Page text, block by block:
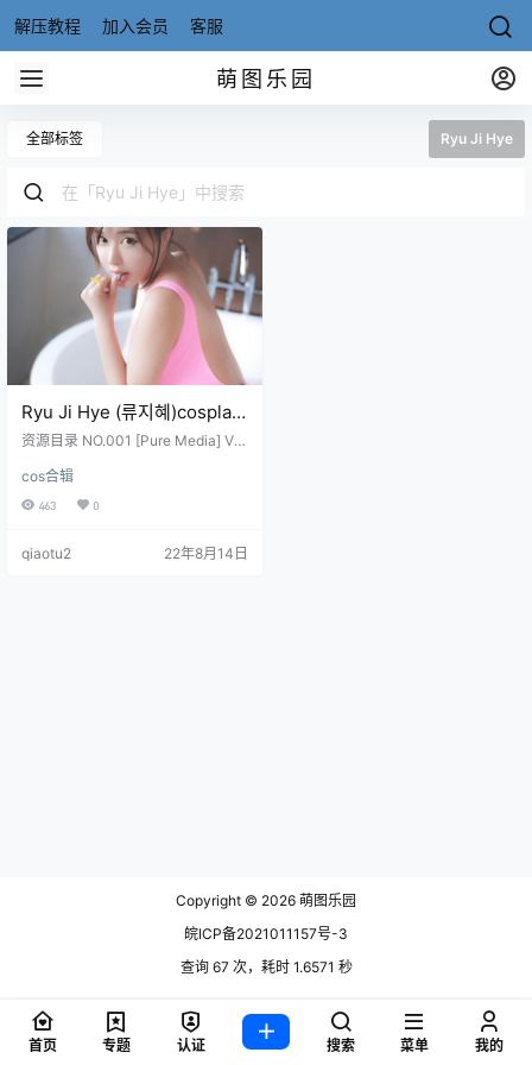
解压教程 加入会员 客服
萌图乐园
全部标签 Ryu Ji Hye
Ryu Ji Hye (류지혜)cosplay
写真合集
资源目录 NO.001 [Pure Media] Vol.
edia] Vol.63 [78P-618MB]
cos合辑
463 0
qiaotu2 22年8月14日
Copyright © 2026 萌图乐园
皖ICP备2021011157号-3
查询 67 次，耗时 1.6571 秒
首页 专题 认证 搜索 菜单 我的